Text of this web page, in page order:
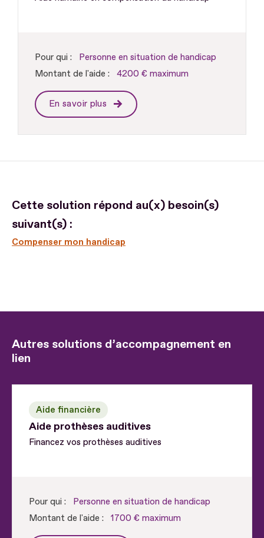
Pour qui :
Personne en situation de handicap
Montant de l'aide :
4200 € maximum
En savoir plus
Cette solution répond au(x) besoin(s)
suivant(s) :
Compenser mon handicap
Autres solutions d’accompagnement en
lien
Aide prothèses auditives
Aide financière
Financez vos prothèses auditives
Pour qui :
Personne en situation de handicap
Montant de l'aide :
1700 € maximum